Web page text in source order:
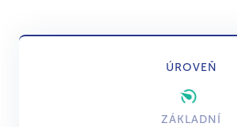
ÚROVEŇ
ZÁKLADNÍ